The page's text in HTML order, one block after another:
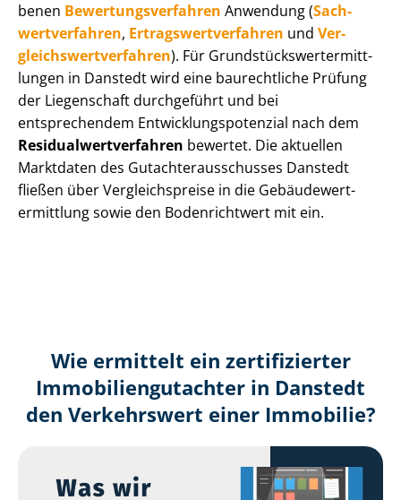
be­nen Be­wer­tungs­ver­fah­ren Anwendung (Sach­
wert­ver­fah­ren, Er­trags­wert­ver­fah­ren und Ver­
gleichs­wert­ver­fah­ren). Für Grund­stücks­wert­ermitt­
lun­gen in Danstedt wird eine baurechtliche Prüfung
der Liegenschaft durchgeführt und bei
entsprechendem Ent­wick­lungs­po­ten­zi­al nach dem
Re­si­du­al­wert­ver­fah­ren bewertet. Die aktuellen
Marktdaten des Gut­ach­ter­aus­schus­ses Danstedt
fließen über Ver­gleichs­prei­se in die Ge­bäu­de­wert­
ermitt­lung sowie den Bodenrichtwert mit ein.
Wie ermittelt ein zertifizierter
Immobilien­gutachter in Danstedt
den Verkehrswert einer Immobilie?